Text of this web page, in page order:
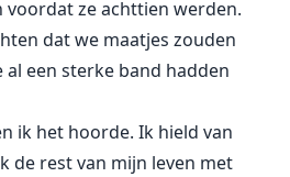
voordat ze achttien werden.
dat we maatjes zouden
een sterke band hadden
ik het hoorde. Ik hield van
de rest van mijn leven met